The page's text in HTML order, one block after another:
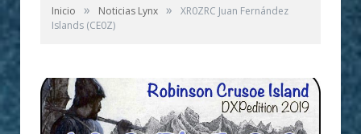
Inicio » Noticias Lynx »
XR0ZRC Juan Fernández
Islands (CE0Z)